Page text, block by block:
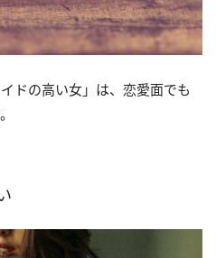
ドの高い女」は、恋愛面でも